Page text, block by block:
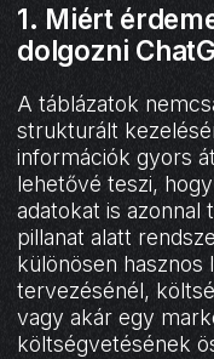
1. Miért
dolgozni
A táblázatok
strukturált
információk gyors
lehetővé teszi,
adatokat is azonnal
pillanat alatt
különösen hasznos
tervezésénél,
vagy akár egy
költségvetésének